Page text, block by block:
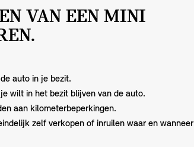
VAN EEN MINI
auto in je bezit.
wilt in het bezit blijven van de auto.
aan kilometerbeperkingen.
zelf verkopen of inruilen waar en wanneer